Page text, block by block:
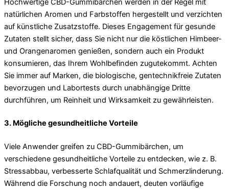
natürlichen Aromen und Farbstoffen hergestellt und verzichten
auf künstliche Zusatzstoffe. Dieses Engagement für gesunde
Zutaten stellt sicher, dass Sie nicht nur die köstlichen Himbeer-
und Orangenaromen genießen, sondern auch ein Produkt
konsumieren, das Ihrem Wohlbefinden zugutekommt. Achten
Sie immer auf Marken, die biologische, gentechnikfreie Zutaten
bevorzugen und Labortests durch unabhängige Dritte
durchführen, um Reinheit und Wirksamkeit zu gewährleisten.
3. Mögliche gesundheitliche Vorteile
Viele Anwender greifen zu CBD-Gummibärchen, um
verschiedene gesundheitliche Vorteile zu entdecken, wie z. B.
Stressabbau, verbesserte Schlafqualität und Schmerzlinderung.
Während die Forschung noch andauert, deuten vorläufige